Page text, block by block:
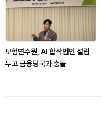
보험연수원, AI 합작법인 설립
두고 금융당국과 충돌